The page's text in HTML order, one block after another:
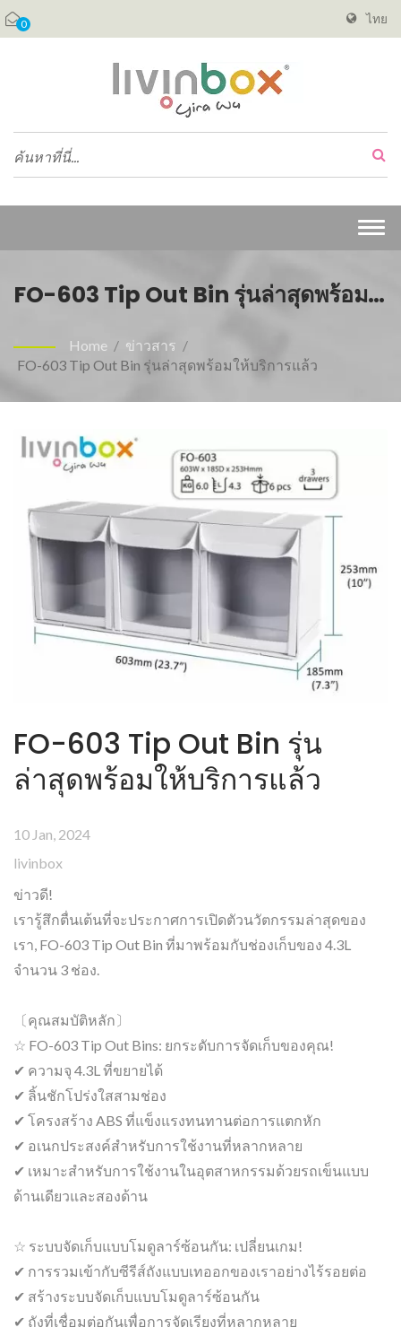
0 ไทย
FO-603 Tip Out Bin รุ่นล่าสุดพร้อม
Home / ข่าวสาร /
FO-603 Tip Out Bin รุ่นล่าสุดพร้อมให้บริการแล้ว
FO-603 Tip Out Bin รุ่น
ล่าสุดพร้อมให้บริการแล้ว
10 Jan, 2024
livinbox
ข่าวดี!
เรารู้สึกตื่นเต้นที่จะประกาศการเปิดตัวนวัตกรรมล่าสุดของ
เรา, FO-603 Tip Out Bin ที่มาพร้อมกับช่องเก็บของ 4.3L
จำนวน 3 ช่อง.
〔คุณสมบัติหลัก〕
☆ FO-603 Tip Out Bins: ยกระดับการจัดเก็บของคุณ!
✔ ความจุ 4.3L ที่ขยายได้
✔ ลิ้นชักโปร่งใสสามช่อง
✔ โครงสร้าง ABS ที่แข็งแรงทนทานต่อการแตกหัก
✔ อเนกประสงค์สำหรับการใช้งานที่หลากหลาย
✔ เหมาะสำหรับการใช้งานในอุตสาหกรรมด้วยรถเข็นแบบ
ด้านเดียวและสองด้าน
☆ ระบบจัดเก็บแบบโมดูลาร์ซ้อนกัน: เปลี่ยนเกม!
✔ การรวมเข้ากับซีรีส์ถังแบบเทออกของเราอย่างไร้รอยต่อ
✔ สร้างระบบจัดเก็บแบบโมดูลาร์ซ้อนกัน
✔ ถังที่เชื่อมต่อกันเพื่อการจัดเรียงที่หลากหลาย